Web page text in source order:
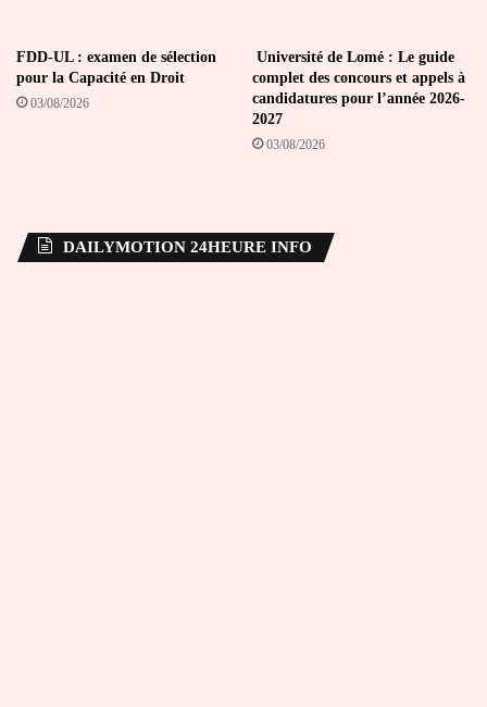
FDD-UL : examen de sélection
pour la Capacité en Droit
03/08/2026
Université de Lomé : Le guide
complet des concours et appels à
candidatures pour l’année 2026-
2027
03/08/2026
DAILYMOTION 24HEURE INFO